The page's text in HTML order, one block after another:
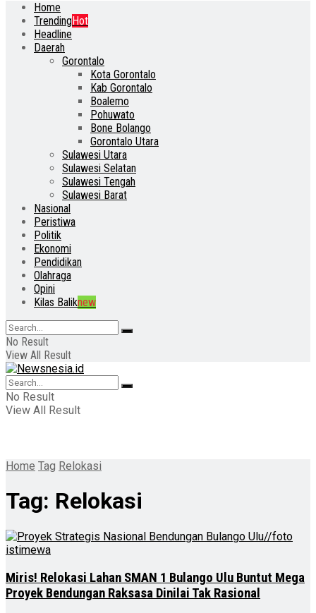
Home
TrendingHot
Headline
Daerah
Gorontalo
Kota Gorontalo
Kab Gorontalo
Boalemo
Pohuwato
Bone Bolango
Gorontalo Utara
Sulawesi Utara
Sulawesi Selatan
Sulawesi Tengah
Sulawesi Barat
Nasional
Peristiwa
Politik
Ekonomi
Pendidikan
Olahraga
Opini
Kilas Baliknew
No Result
View All Result
No Result
View All Result
Home Tag Relokasi
Tag: Relokasi
Miris! Relokasi Lahan SMAN 1 Bulango Ulu Buntut Mega
Proyek Bendungan Raksasa Dinilai Tak Rasional